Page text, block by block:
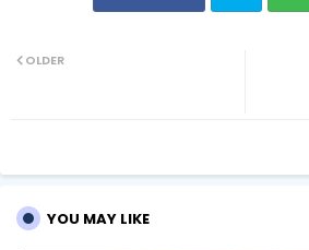
p
OLDER
YOU MAY LIKE